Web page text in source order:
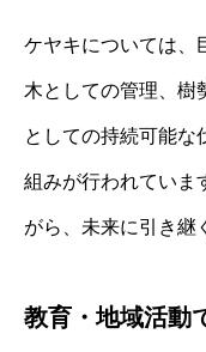
ケヤキについては、
木としての管理、樹
としての持続可能な
組みが行われていま
がら、未来に引き継
教育・地域活動